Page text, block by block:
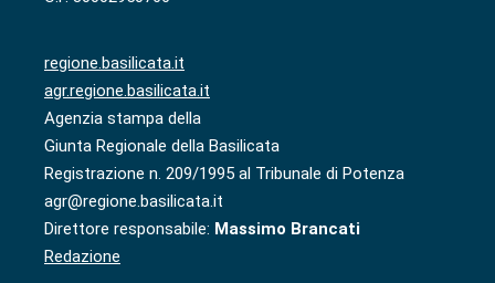
regione.basilicata.it
agr.regione.basilicata.it
Agenzia stampa della
Giunta Regionale della Basilicata
Registrazione n. 209/1995 al Tribunale di Potenza
agr@regione.basilicata.it
Direttore responsabile: Massimo Brancati
Redazione